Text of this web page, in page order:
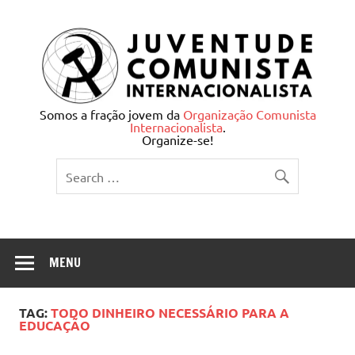
Juventude Comunista
Internacionalista
Somos a fração jovem da Organização Comunista
Internacionalista.
Organize-se!
MENU
TAG:TODO DINHEIRO NECESSÁRIO PARA A
EDUCAÇÃO